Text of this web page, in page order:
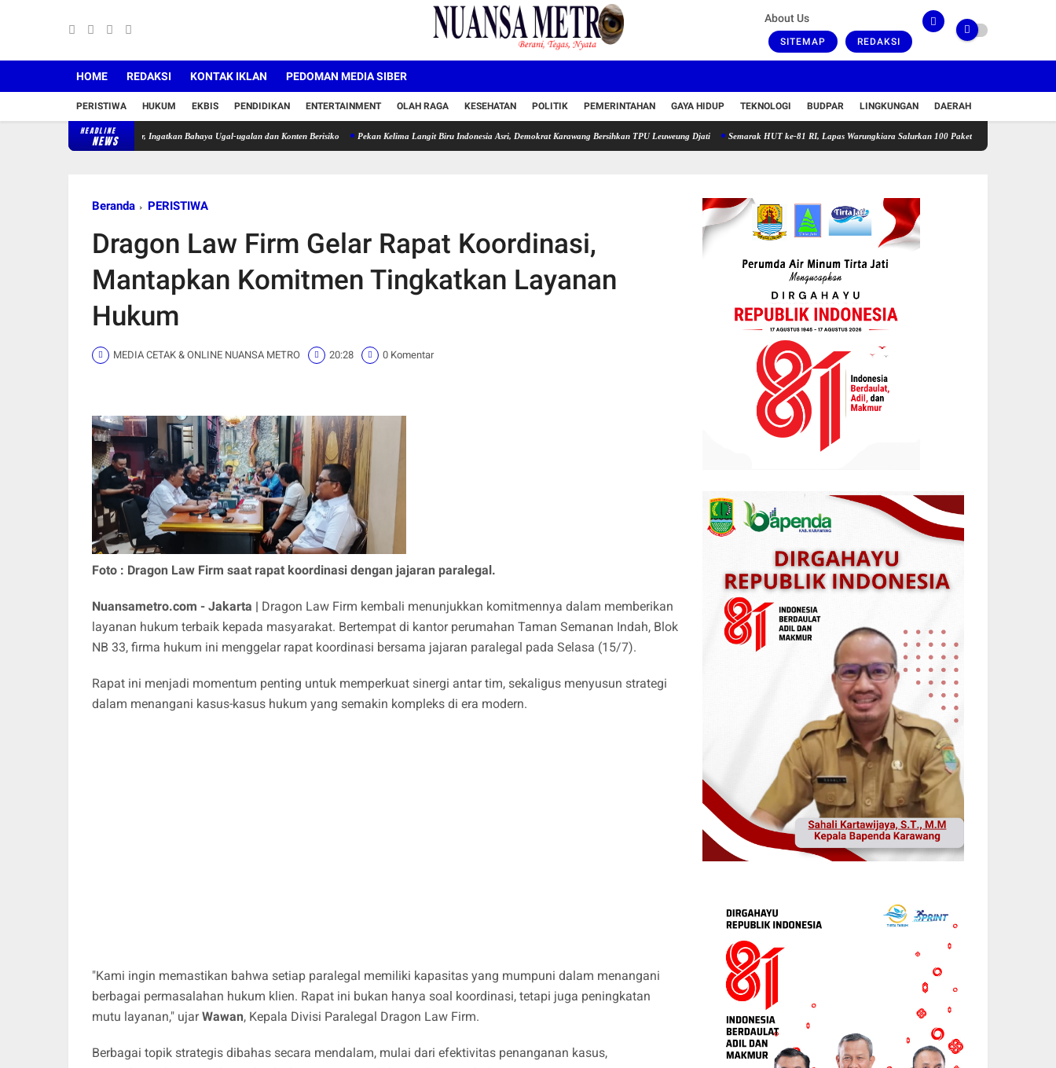
About Us
SITEMAP REDAKSI
HOME REDAKSI KONTAK IKLAN PEDOMAN MEDIA SIBER
PERISTIWA HUKUM EKBIS PENDIDIKAN ENTERTAINMENT OLAH RAGA KESEHATAN POLITIK PEMERINTAHAN GAYA HIDUP TEKNOLOGI BUDPAR LINGKUNGAN DAERAH
HEADLINE
NEWS
Tegur Pengendara Motor, Ingatkan Bahaya Ugal-ugalan dan Konten Berisiko Pekan Kelima Langit Biru Indonesia Asri, Demokrat Karawang Bersihkan TPU Leuweung Djati Semarak HUT ke-81 RI, Lapas Warungkiara Salurkan 100 Paket Bansos dan Gelar Cek Kesehatan
Beranda PERISTIWA
Dragon Law Firm Gelar Rapat Koordinasi,
Mantapkan Komitmen Tingkatkan Layanan
Hukum
MEDIA CETAK & ONLINE NUANSA METRO 20:28 0 Komentar
Foto : Dragon Law Firm saat rapat koordinasi dengan jajaran paralegal.
Nuansametro.com - Jakarta | Dragon Law Firm kembali menunjukkan komitmennya dalam memberikan
layanan hukum terbaik kepada masyarakat. Bertempat di kantor perumahan Taman Semanan Indah, Blok
NB 33, firma hukum ini menggelar rapat koordinasi bersama jajaran paralegal pada Selasa (15/7).
Rapat ini menjadi momentum penting untuk memperkuat sinergi antar tim, sekaligus menyusun strategi
dalam menangani kasus-kasus hukum yang semakin kompleks di era modern.
"Kami ingin memastikan bahwa setiap paralegal memiliki kapasitas yang mumpuni dalam menangani
berbagai permasalahan hukum klien. Rapat ini bukan hanya soal koordinasi, tetapi juga peningkatan
mutu layanan," ujarWawan, Kepala Divisi Paralegal Dragon Law Firm.
Berbagai topik strategis dibahas secara mendalam, mulai dari efektivitas penanganan kasus,